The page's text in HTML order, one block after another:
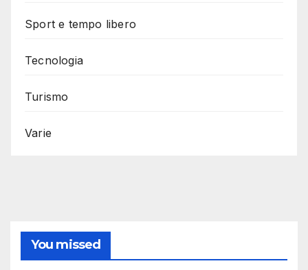
Sport e tempo libero
Tecnologia
Turismo
Varie
You missed